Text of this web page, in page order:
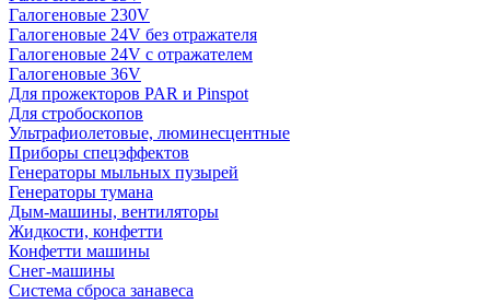
Галогеновые 230V
Галогеновые 24V без отражателя
Галогеновые 24V с отражателем
Галогеновые 36V
Для прожекторов PAR и Pinspot
Для стробоскопов
Ультрафиолетовые, люминесцентные
Приборы спецэффектов
Генераторы мыльных пузырей
Генераторы тумана
Дым-машины, вентиляторы
Жидкости, конфетти
Конфетти машины
Снег-машины
Система сброса занавеса